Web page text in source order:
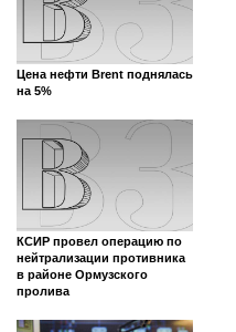
Цена нефти Brent поднялась
на 5%
КСИР провел операцию по
нейтрализации противника
в районе Ормузского
пролива